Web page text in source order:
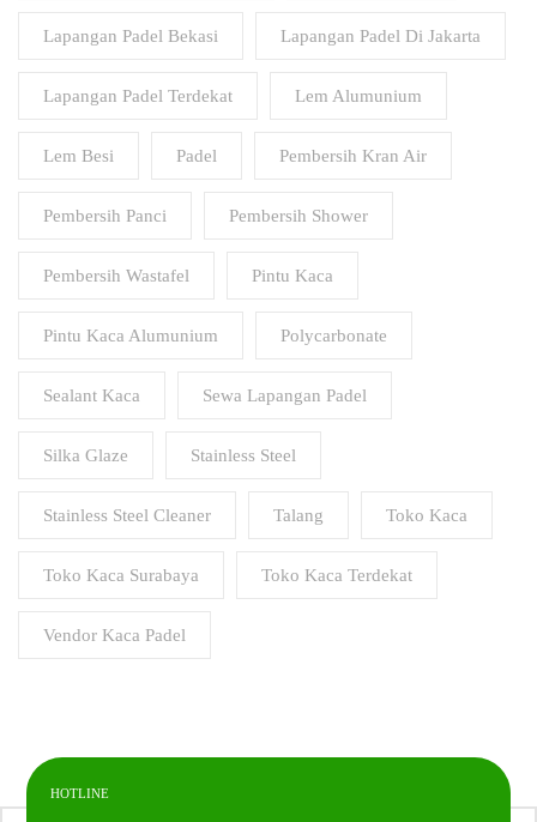
Lapangan Padel Bekasi Lapangan Padel Di Jakarta
Lapangan Padel Terdekat Lem Alumunium
Lem Besi Padel Pembersih Kran Air
Pembersih Panci Pembersih Shower
Pembersih Wastafel Pintu Kaca
Pintu Kaca Alumunium Polycarbonate
Sealant Kaca Sewa Lapangan Padel
Silka Glaze Stainless Steel
Stainless Steel Cleaner Talang Toko Kaca
Toko Kaca Surabaya Toko Kaca Terdekat
Vendor Kaca Padel
HOTLINE